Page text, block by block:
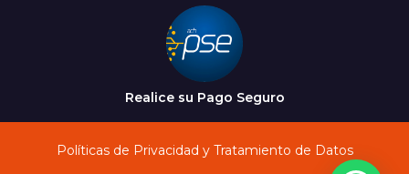
Realice su Pago Seguro
Políticas de Privacidad y Tratamiento de Datos